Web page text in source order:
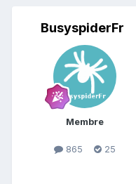
BusyspiderFr
Membre
865 25